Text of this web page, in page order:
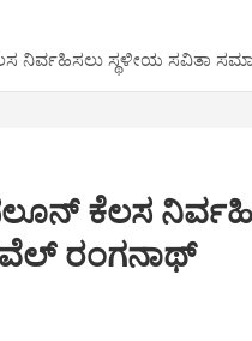
ನಿರ್ವಹಿಸಲು ಸ್ಥಳೀಯ ಸವಿತಾ
ಕೆಲಸ
ರಂಗನಾಥ್